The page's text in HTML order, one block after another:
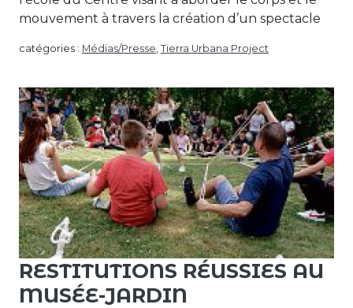
mouvement à travers la création d’un spectacle
catégories : Médias/Presse, Tierra Urbana Project
RESTITUTIONS RÉUSSIES AU
MUSÉE-JARDIN